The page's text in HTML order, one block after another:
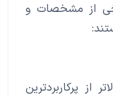
از مشخصات و
۳، ۴، ۶، ۸ و بالاتر از پرکاربردترین